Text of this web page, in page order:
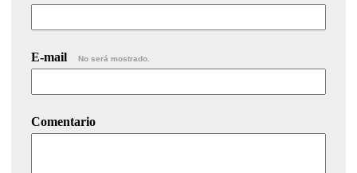
E-mail No será mostrado.
Comentario